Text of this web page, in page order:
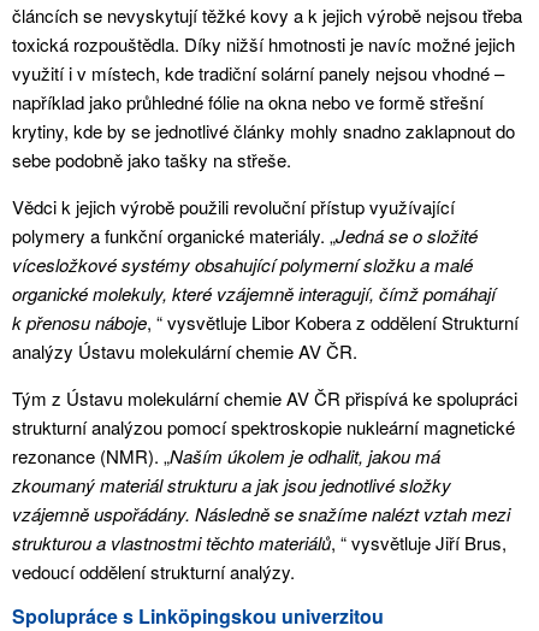
článcích se nevyskytují těžké kovy a k jejich výrobě nejsou třeba
toxická rozpouštědla. Díky nižší hmotnosti je navíc možné jejich
využití i v místech, kde tradiční solární panely nejsou vhodné –
například jako průhledné fólie na okna nebo ve formě střešní
krytiny, kde by se jednotlivé články mohly snadno zaklapnout do
sebe podobně jako tašky na střeše.
Vědci k jejich výrobě použili revoluční přístup využívající
polymery a funkční organické materiály. „Jedná se o složité
vícesložkové systémy obsahující polymerní složku a malé
organické molekuly, které vzájemně interagují, čímž pomáhají
k přenosu náboje, “ vysvětluje Libor Kobera z oddělení Strukturní
analýzy Ústavu molekulární chemie AV ČR.
Tým z Ústavu molekulární chemie AV ČR přispívá ke spolupráci
strukturní analýzou pomocí spektroskopie nukleární magnetické
rezonance (NMR). „Naším úkolem je odhalit, jakou má
zkoumaný materiál strukturu a jak jsou jednotlivé složky
vzájemně uspořádány. Následně se snažíme nalézt vztah mezi
strukturou a vlastnostmi těchto materiálů, “ vysvětluje Jiří Brus,
vedoucí oddělení strukturní analýzy.
Spolupráce s Linköpingskou univerzitou